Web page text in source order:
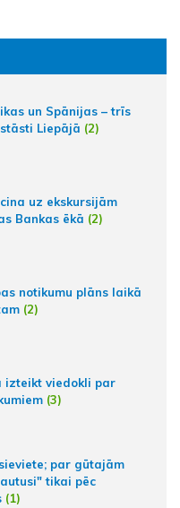
un Spānijas – trīs
Liepājā (2)
uz ekskursijām
Bankas ēkā (2)
notikumu plāns laikā
(2)
izteikt viedokli par
(3)
par gūtajām
tikai pēc
(1)